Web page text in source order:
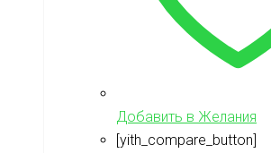
Добавить в Желания
[yith_compare_button]